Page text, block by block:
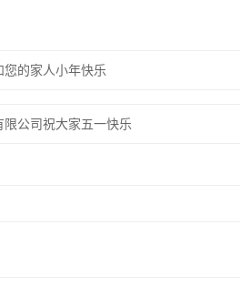
的家人小年快乐
公司祝大家五一快乐